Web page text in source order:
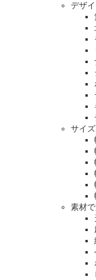
デザ
サイ
素材